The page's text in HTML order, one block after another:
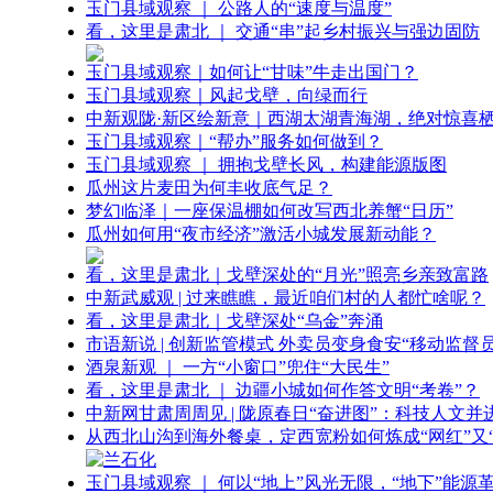
玉门县域观察 ｜ 公路人的“速度与温度”
看，这里是肃北 ｜ 交通“串”起乡村振兴与强边固防
玉门县域观察｜如何让“甘味”牛走出国门？
玉门县域观察｜风起戈壁，向绿而行
中新观陇·新区绘新意｜西湖太湖青海湖，绝对惊喜
玉门县域观察｜“帮办”服务如何做到？
玉门县域观察 ｜ 拥抱戈壁长风，构建能源版图
瓜州这片麦田为何丰收底气足？
梦幻临泽｜一座保温棚如何改写西北养蟹“日历”
瓜州如何用“夜市经济”激活小城发展新动能？
看，这里是肃北｜戈壁深处的“月光”照亮乡亲致富路
中新武威观 | 过来瞧瞧，最近咱们村的人都忙啥呢？
看，这里是肃北｜戈壁深处“乌金”奔涌
市语新说 | 创新监管模式 外卖员变身食安“移动监督
酒泉新观 ｜ 一方“小窗口”兜住“大民生”
看，这里是肃北 ｜ 边疆小城如何作答文明“考卷”？
中新网甘肃周周见 | 陇原春日“奋进图”：科技人文并
从西北山沟到海外餐桌，定西宽粉如何炼成“网红”又
玉门县域观察 ｜ 何以“地上”风光无限，“地下”能源